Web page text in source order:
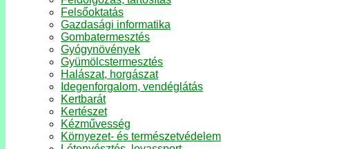
Felsőoktatás
Gazdasági informatika
Gombatermesztés
Gyógynövények
Gyümölcstermesztés
Halászat, horgászat
Idegenforgalom, vendéglátás
Kertbarát
Kertészet
Kézművesség
Környezet- és természetvédelem